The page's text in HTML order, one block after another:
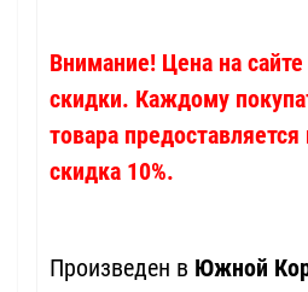
Внимание! Цена на сайте
скидки. Каждому
товара предоставляется
скидка 10%.
Произведен в Южной